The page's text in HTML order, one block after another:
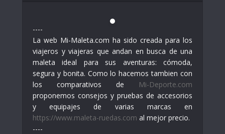
----
La web Mi-Maleta.com ha sido creada para los
viajeros y viajeras que andan en busca de una
maleta ideal para sus aventuras: cómoda,
segura y bonita. Como lo hacemos tambien con
los comparativos de
Mi-Deporte.com
proponemos consejos y pruebas de accesorios
y equipajes de varias marcas en
https://www.maleta-ruedas.com al mejor precio.
----